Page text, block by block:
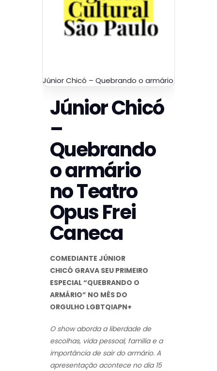
Júnior Chicó – Quebrando o armário
Júnior Chicó
–
Quebrando
o armário
no Teatro
Opus Frei
Caneca
COMEDIANTE JÚNIOR
CHICÓ GRAVA SEU PRIMEIRO
ESPECIAL “QUEBRANDO O
ARMÁRIO” NO MÊS DO
ORGULHO LGBTQIAPN+
O show aborda a liberdade de
escolhas, vida pessoal, família e a
importância de sair do armário. A
apresentação acontece no dia 15